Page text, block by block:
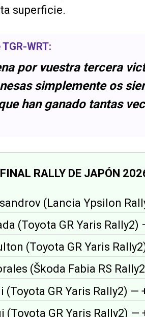
superficie.
TGR-WRT:
por vuestra tercera
simplemente os
han ganado tantas
RALLY DE JAPÓN
(Lancia Ypsilon
(Toyota GR Yaris Rally2)
(Toyota GR Yaris
(Škoda Fabia RS
(Toyota GR Yaris Rally2) —
(Toyota GR Yaris Rally2) —